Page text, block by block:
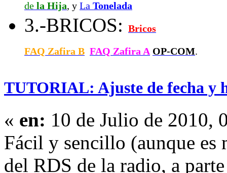
de la Hija, y La Tonelada
3.-BRICOS: Bricos
FAQ Zafira B FAQ Zafira A OP-COM.
TUTORIAL: Ajuste de fecha y
« en: 10 de Julio de 2010,
Fácil y sencillo (aunque es
del RDS de la radio, a